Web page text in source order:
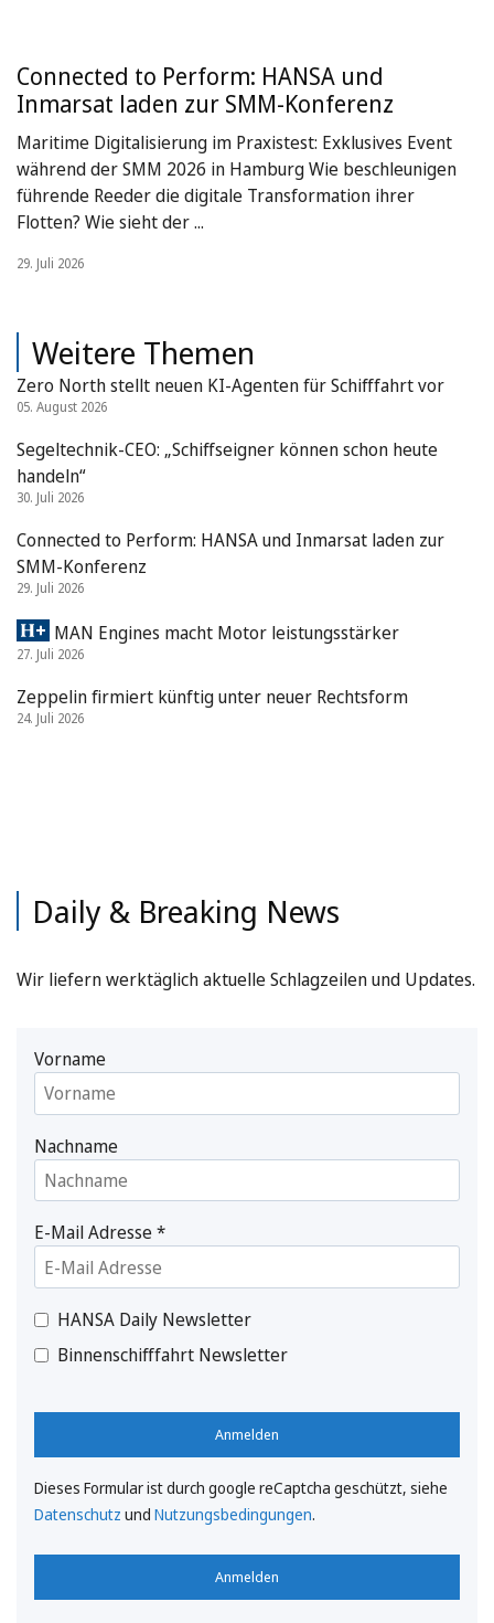
Connected to Perform: HANSA und
Inmarsat laden zur SMM-Konferenz
Maritime Digitalisierung im Praxistest: Exklusives Event
während der SMM 2026 in Hamburg Wie beschleunigen
führende Reeder die digitale Transformation ihrer
Flotten? Wie sieht der ...
29. Juli 2026
Weitere Themen
Zero North stellt neuen KI-Agenten für Schifffahrt vor
05. August 2026
Segeltechnik-CEO: „Schiffseigner können schon heute
handeln“
30. Juli 2026
Connected to Perform: HANSA und Inmarsat laden zur
SMM-Konferenz
29. Juli 2026
MAN Engines macht Motor leistungsstärker
27. Juli 2026
Zeppelin firmiert künftig unter neuer Rechtsform
24. Juli 2026
Daily & Breaking News
Wir liefern werktäglich aktuelle Schlagzeilen und Updates.
Vorname
Nachname
E-Mail Adresse*
HANSA Daily Newsletter
Binnenschifffahrt Newsletter
Anmelden
Dieses Formular ist durch google reCaptcha geschützt, siehe
Datenschutz und Nutzungsbedingungen.
Anmelden